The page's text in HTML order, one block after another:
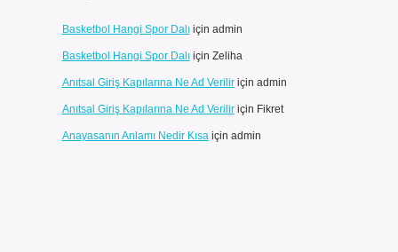
Basketbol Hangi Spor Dalıiçin admin
Basketbol Hangi Spor Dalıiçin Zeliha
Anıtsal Giriş Kapılarına Ne Ad Veriliriçin admin
Anıtsal Giriş Kapılarına Ne Ad Veriliriçin Fikret
Anayasanın Anlamı Nedir Kısaiçin admin